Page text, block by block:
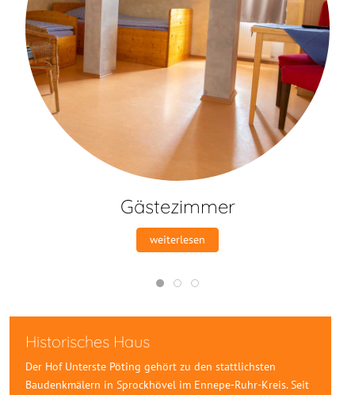
Gästezimmer
weiterlesen
Historisches Haus
Der Hof Unterste Pöting gehört zu den stattlichsten
Baudenkmälern in Sprockhövel im Ennepe-Ruhr-Kreis. Seit